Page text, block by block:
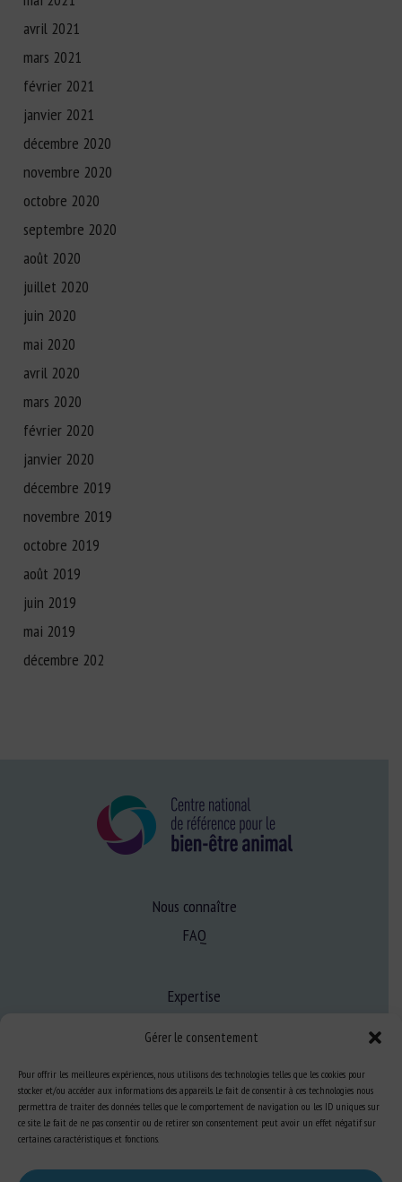
Gérer le consentement
Pour offrir les meilleures expériences, nous utilisons des technologies telles que les cookies pour
stocker et/ou accéder aux informations des appareils. Le fait de consentir à ces technologies nous
permettra de traiter des données telles que le comportement de navigation ou les ID uniques sur
ce site. Le fait de ne pas consentir ou de retirer son consentement peut avoir un effet négatif sur
certaines caractéristiques et fonctions.
avril 2021
mars 2021
février 2021
janvier 2021
décembre 2020
novembre 2020
octobre 2020
septembre 2020
août 2020
juillet 2020
juin 2020
mai 2020
avril 2020
mars 2020
février 2020
janvier 2020
décembre 2019
novembre 2019
octobre 2019
août 2019
juin 2019
mai 2019
décembre 202
Nous connaître
FAQ
Expertise
Ressources